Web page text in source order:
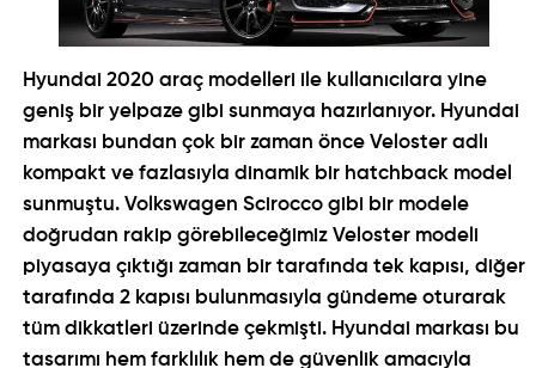
Hyundai 2020 araç modelleri
ile kullanıcılara yine
geniş bir yelpaze gibi sunmaya hazırlanıyor. Hyundai
markası bundan çok bir zaman önce Veloster adlı
kompakt ve fazlasıyla dinamik bir hatchback model
sunmuştu. Volkswagen Scirocco gibi bir modele
doğrudan rakip görebileceğimiz Veloster modeli
piyasaya çıktığı zaman bir tarafında tek kapısı, diğer
tarafında 2 kapısı bulunmasıyla gündeme oturarak
tüm dikkatleri üzerinde çekmişti. Hyundai markası bu
tasarımı hem farklılık hem de güvenlik amacıyla